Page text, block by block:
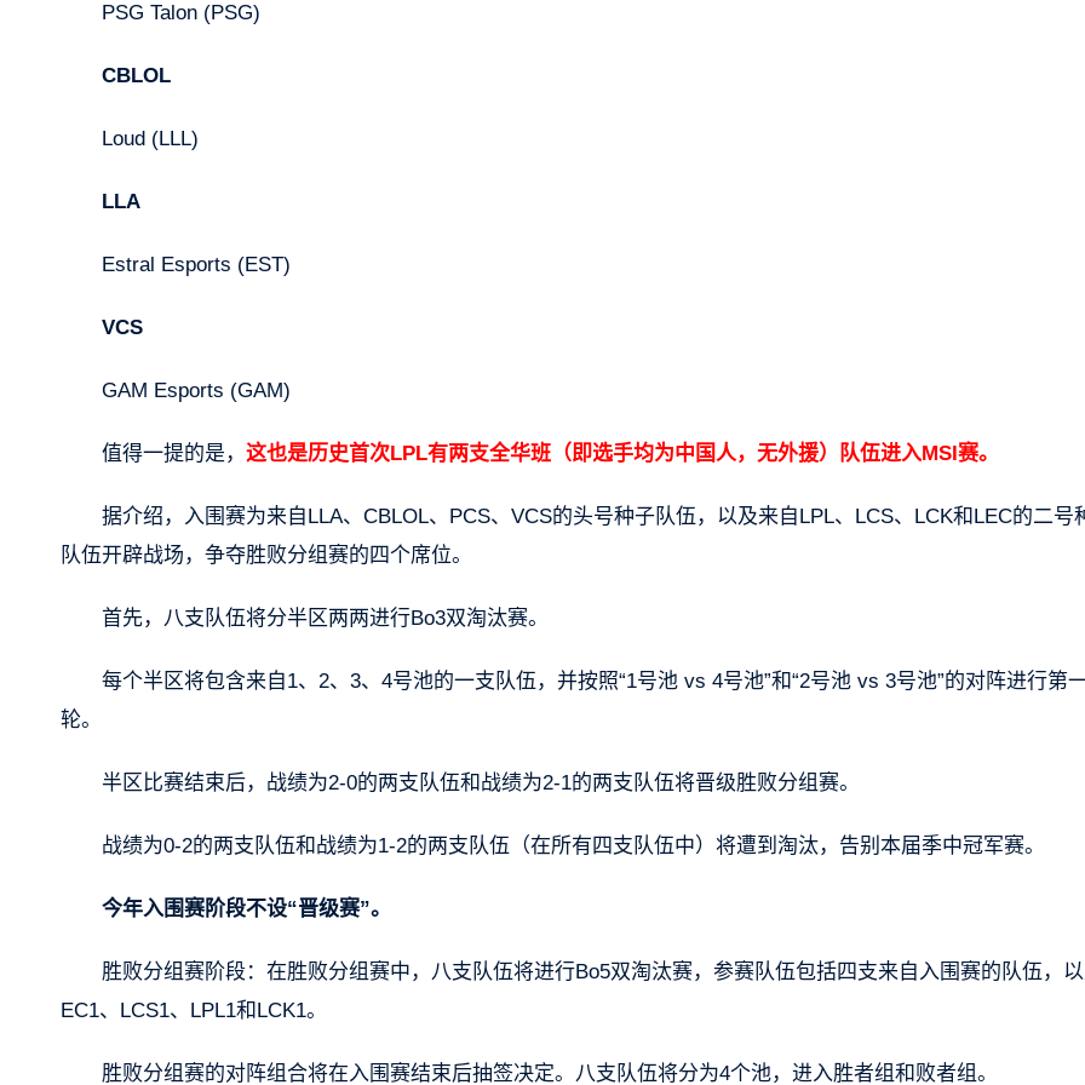
PSG Talon (PSG)
CBLOL
Loud (LLL)
LLA
Estral Esports (EST)
VCS
GAM Esports (GAM)
值得一提的是， 这也是历史首次LPL有两支全华班（即选手均为中国人，无外援）队伍进入MSI赛。
据介绍，入围赛为来自LLA、CBLOL、PCS、VCS的头号种子队伍，以及来自LPL、LCS、LCK和LEC的二号
队伍开辟战场，争夺胜败分组赛的四个席位。
首先，八支队伍将分半区两两进行Bo3双淘汰赛。
每个半区将包含来自1、2、3、4号池的一支队伍，并按照“1号池 vs 4号池”和“2号池 vs 3号池”的对阵进行第
轮。
半区比赛结束后，战绩为2-0的两支队伍和战绩为2-1的两支队伍将晋级胜败分组赛。
战绩为0-2的两支队伍和战绩为1-2的两支队伍（在所有四支队伍中）将遭到淘汰，告别本届季中冠军赛。
今年入围赛阶段不设“晋级赛”。
胜败分组赛阶段：在胜败分组赛中，八支队伍将进行Bo5双淘汰赛，参赛队伍包括四支来自入围赛的队伍，
EC1、LCS1、LPL1和LCK1。
胜败分组赛的对阵组合将在入围赛结束后抽签决定。八支队伍将分为4个池，进入胜者组和败者组。